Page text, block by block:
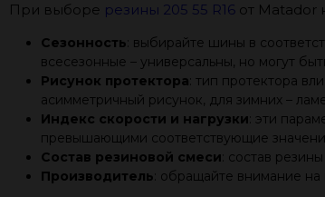
При выборе резины 205 55 R16 от Matador
Сезонность : выбирайте шины в
всесезонные – универсальны, но могут
Рисунок протектора : тип протектора
асимметричный рисунок, для зимних –
Индекс скорости и нагрузки : эти
превышающими соответствующие
Состав резиновой смеси : состав
Производитель : обращайте внимание